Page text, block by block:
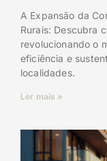
A Expansão da
Rurais: Descubra
revolucionando o
eficiência e
localidades.
Ler mais »